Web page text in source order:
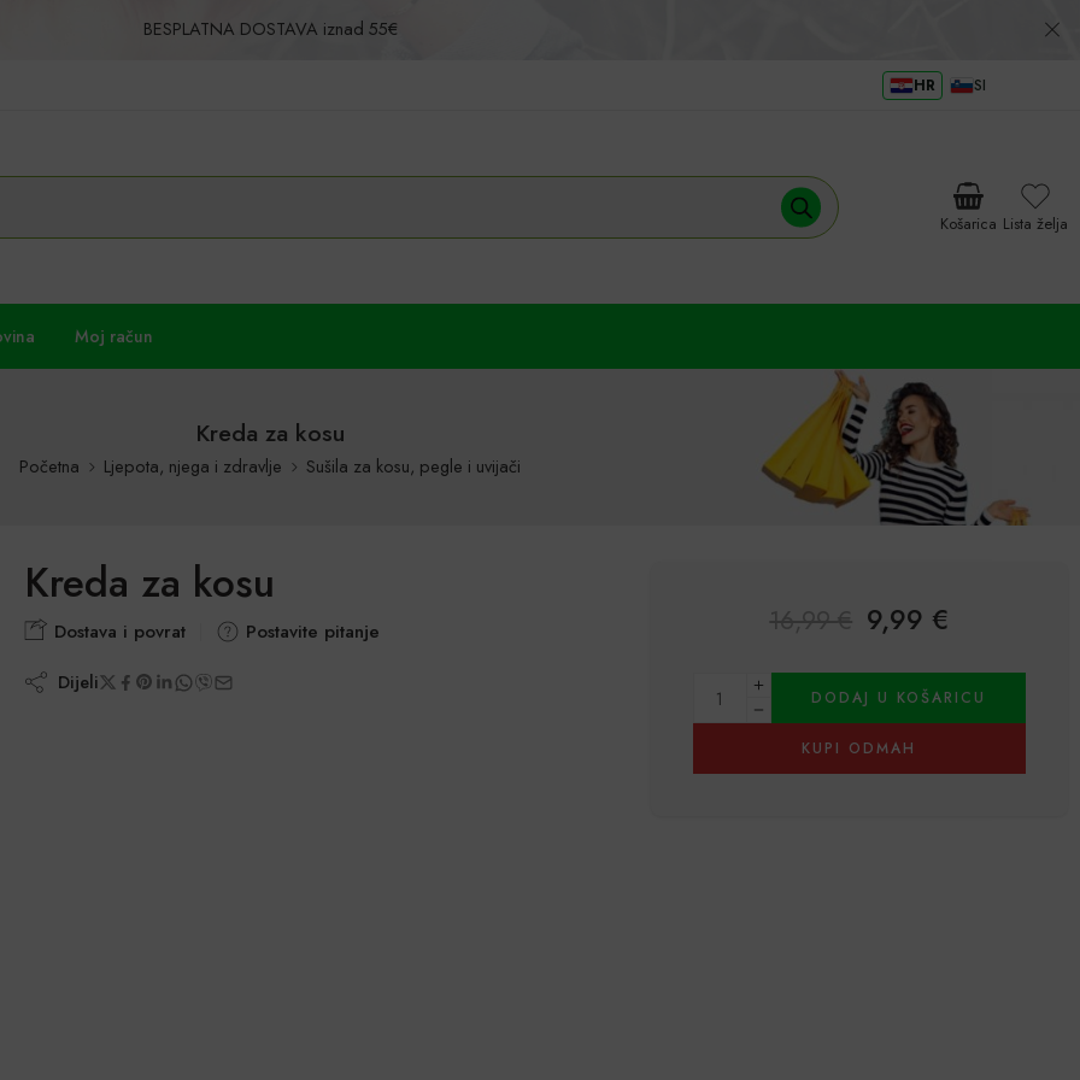
BESPLATNA DOSTAVA iznad 55€
HR SI
Košarica Lista želja
Moj račun
Kreda za kosu
Početna Ljepota, njega i zdravlje Sušila za kosu, pegle i uvijači
Kreda za kosu
Dostava i povrat Postavite pitanje
Dijeli
16,99€ 9,99 €
DODAJ U KOŠARICU
KUPI ODMAH
Alternative: